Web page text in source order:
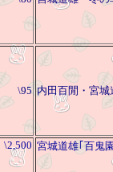
\95 内田百閒・宮
\2,500 宮城道雄｢百鬼